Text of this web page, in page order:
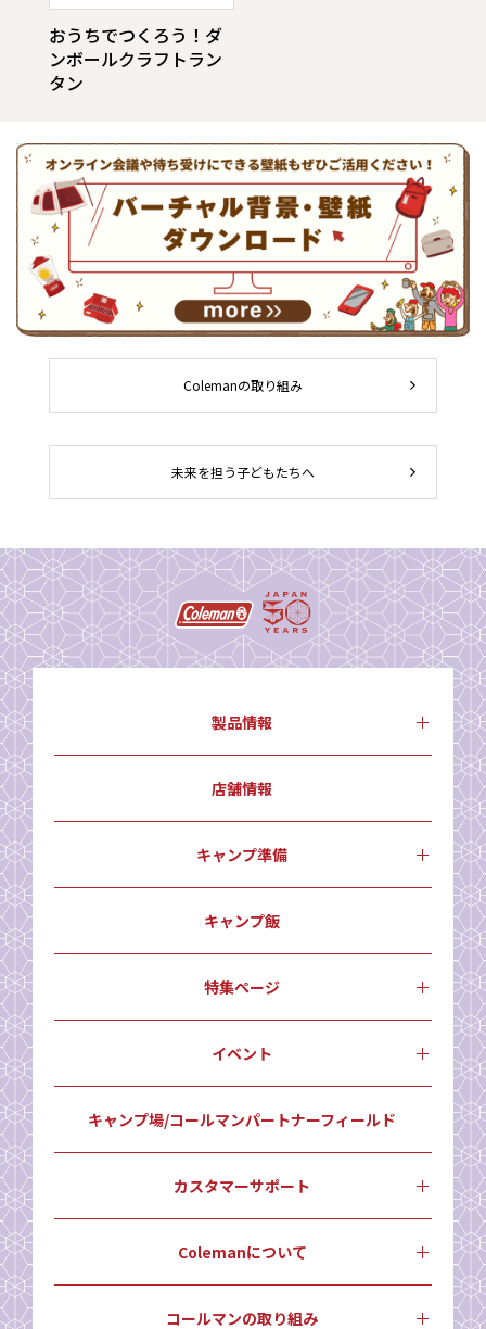
おうちでつくろう！ダ
ンボールクラフトラン
タン
Colemanの取り組み
未来を担う子どもたちへ
製品情報
店舗情報
キャンプ準備
キャンプ飯
特集ページ
イベント
キャンプ場/コールマンパートナーフィールド
カスタマーサポート
Colemanについて
コールマンの取り組み